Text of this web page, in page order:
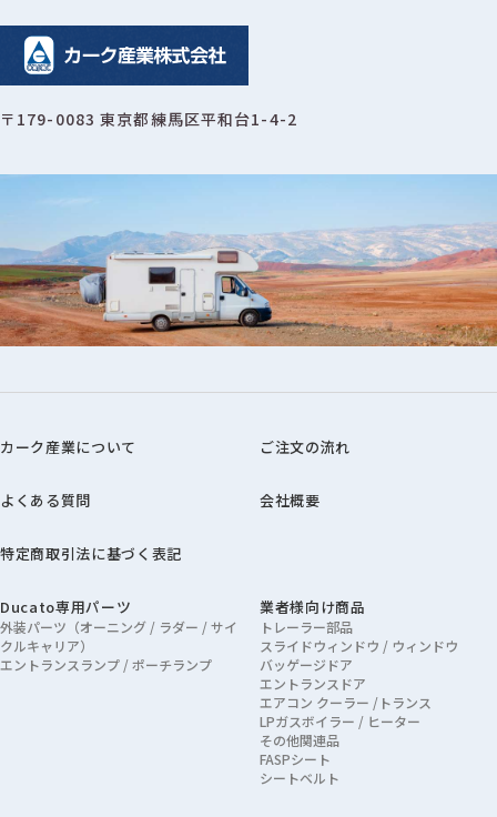
〒179-0083 東京都練馬区平和台1-4-2
カーク産業について ご注文の流れ
よくある質問 会社概要
特定商取引法に基づく表記
Ducato専用パーツ
外装パーツ（オーニング / ラダー / サイ
クルキャリア）
エントランスランプ / ポーチランプ
業者様向け商品
トレーラー部品
スライドウィンドウ / ウィンドウ
バッゲージドア
エントランスドア
エアコン クーラー /トランス
LPガスボイラー / ヒーター
その他関連品
FASPシート
シートベルト